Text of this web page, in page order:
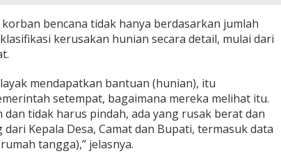
bencana tidak hanya berdasarkan jumlah
kerusakan hunian secara detail, mulai dari
mendapatkan bantuan (hunian), itu
setempat, bagaimana mereka melihat itu.
tidak harus pindah, ada yang rusak berat dan
Kepala Desa, Camat dan Bupati, termasuk data
tangga),” jelasnya.